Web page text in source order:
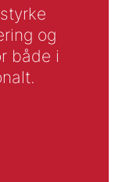
og
både i